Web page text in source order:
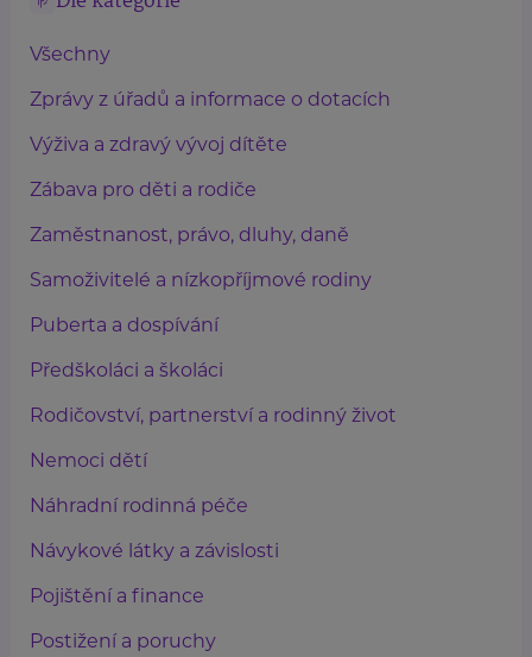
Všechny
Zprávy z úřadů a informace o dotacích
Výživa a zdravý vývoj dítěte
Zábava pro děti a rodiče
Zaměstnanost, právo, dluhy, daně
Samoživitelé a nízkopříjmové rodiny
Puberta a dospívání
Předškoláci a školáci
Rodičovství, partnerství a rodinný život
Nemoci dětí
Náhradní rodinná péče
Návykové látky a závislosti
Pojištění a finance
Postižení a poruchy